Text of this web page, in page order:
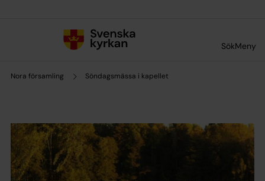
SökMeny
Nora församling Söndagsmässa i kapellet